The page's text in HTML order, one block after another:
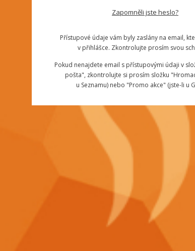
Zapomněli jste heslo?
Přístupové údaje vám byly zaslány na email,
v přihlášce. Zkontrolujte prosím svou
Pokud nenajdete email s přístupovými údaji v
pošta", zkontrolujte si prosím složku
u Seznamu) nebo "Promo akce" (jste-li u